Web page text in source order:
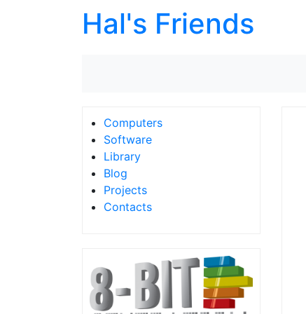
Hal's Friends
Computers
Software
Library
Blog
Projects
Contacts